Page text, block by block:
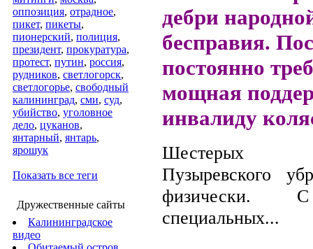
оппозиция, отрадное,
пикет, пикеты,
пионерский, полиция,
президент, прокуратура,
протест, путин, россия,
рудников, светлогорск,
светлогорье, свободный
калининград, сми, суд,
убийство, уголовное
дело, цуканов,
янтарный, янтарь,
ярошук
Показать все теги
Дружественные сайты
Калининградское
видео
дебри
бесправия.
постоянно
мощная
инвалиду
Шестерых
Пузыревского
физически.
специальных...